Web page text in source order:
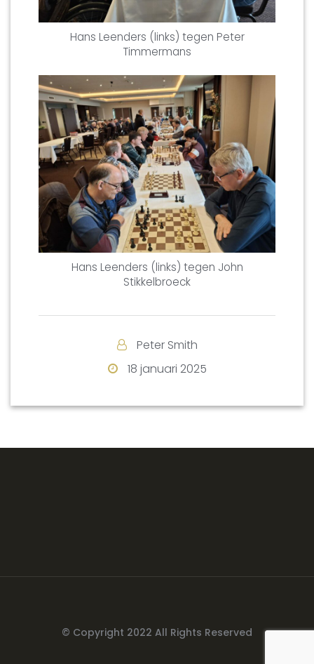
Hans Leenders (links) tegen Peter
Timmermans
Hans Leenders (links) tegen John
Stikkelbroeck
Peter Smith
18 januari 2025
© Copyright 2022 All Rights Reserved